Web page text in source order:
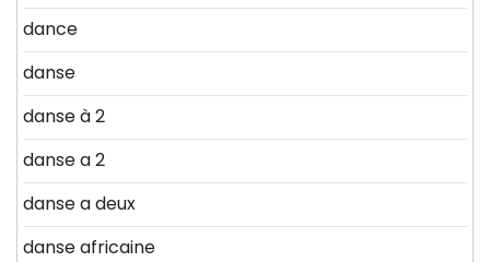
dance
danse
danse à 2
danse a 2
danse a deux
danse africaine